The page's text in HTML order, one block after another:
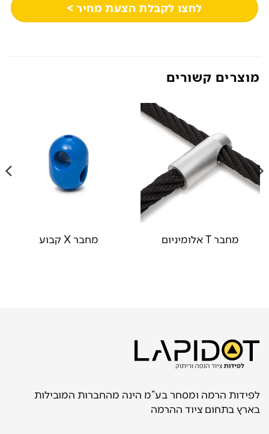
לחצו לקבלת הצעת מחיר >
מוצרים קשורים
מחבר T אלומיניום מחבר X קבוע
לפידות הרמה ומסחר בע”מ הינה מהחברות המובילות
בארץ בתחום ציוד ההרמה